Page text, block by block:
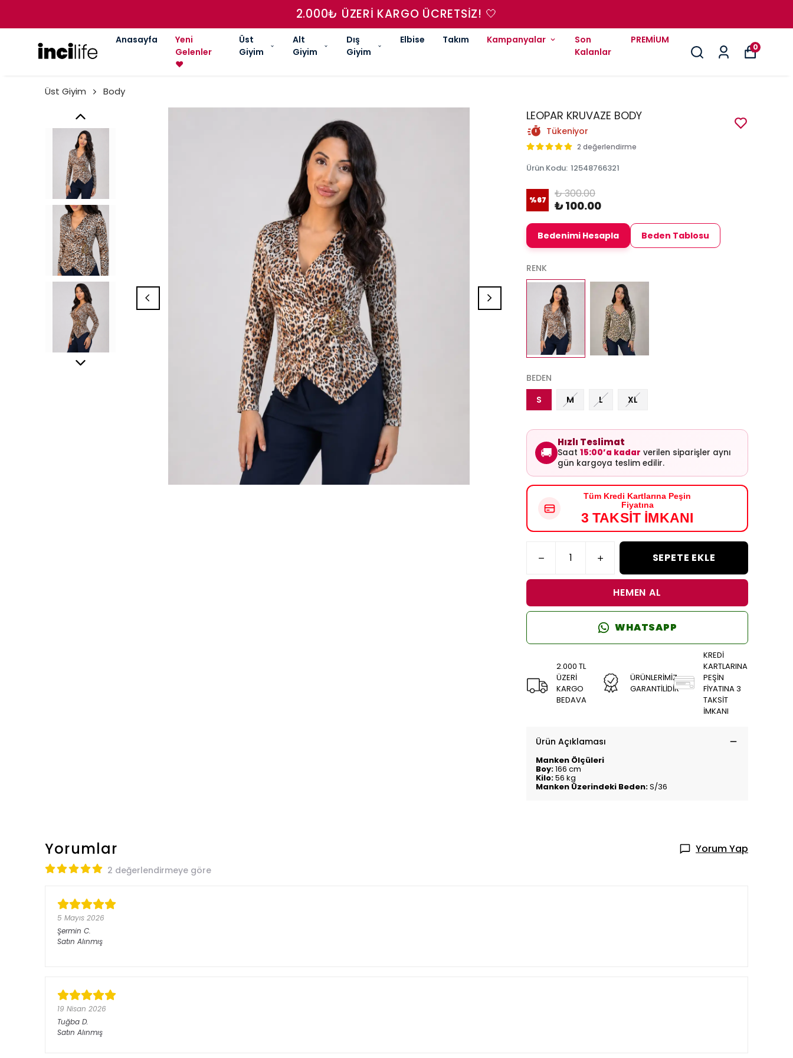
2.000₺ ÜZERI KARGO ÜCRETSIZ! 🤍
Anasayfa
Yeni
Gelenler
❤️
Üst
Giyim
Alt
Giyim
Dış
Giyim
Elbise Takım Kampanyalar
Son
Kalanlar
PREMİUM
0
Üst Giyim Body
LEOPAR KRUVAZE BODY
Tükeniyor
2 değerlendirme
Ürün Kodu: 12548766321
%67 ₺ 300.00
₺ 100.00
Bedenimi Hesapla Beden Tablosu
RENK
BEDEN
S
M L XL
🚚
Hızlı Teslimat
Saat 15:00’a kadar verilen siparişler aynı
gün kargoya teslim edilir.
Tüm Kredi Kartlarına Peşin
Fiyatına
3 TAKSİT İMKANI
SEPETE EKLE
HEMEN AL
WHATSAPP
2.000 TL
ÜZERİ
KARGO
BEDAVA
ÜRÜNLERİMİZ
GARANTİLİDİR
KREDİ
KARTLARINA
PEŞİN
FİYATINA 3
TAKSİT
İMKANI
Ürün Açıklaması
Manken Ölçüleri
Boy:166 cm
Kilo:56 kg
Manken Üzerindeki Beden:S/36
Yorumlar Yorum Yap
2 değerlendirmeye göre
5 Mayıs 2026
Şermin C.
Satın Alınmış
19 Nisan 2026
Tuğba D.
Satın Alınmış